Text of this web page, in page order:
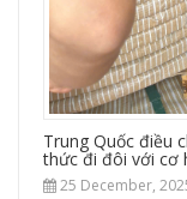
Trung Quốc điều
thức đi đôi với cơ
25 December,